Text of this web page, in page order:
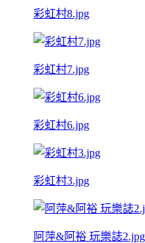
彩虹村8.jpg
彩虹村7.jpg
彩虹村6.jpg
彩虹村3.jpg
阿萍&阿裕 玩樂誌2.jpg